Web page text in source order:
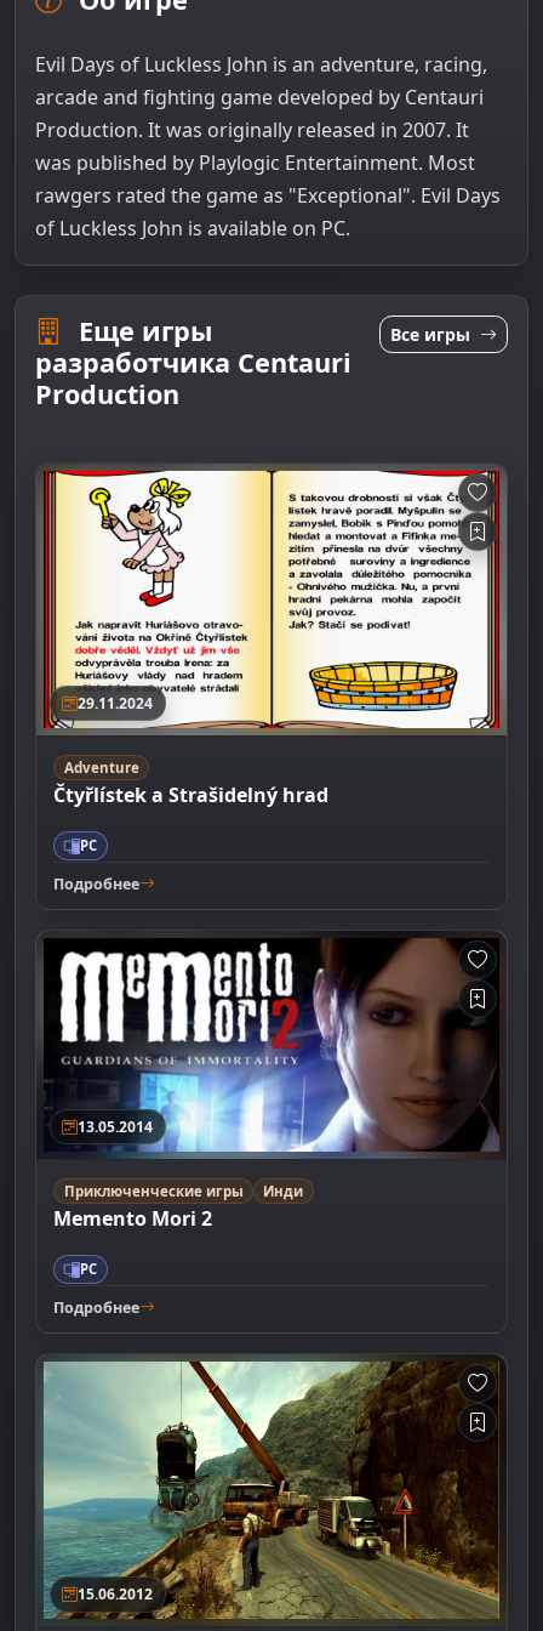
Evil Days of Luckless John is an adventure, racing,
arcade and fighting game developed by Centauri
Production. It was originally released in 2007. It
was published by Playlogic Entertainment. Most
rawgers rated the game as "Exceptional". Evil Days
of Luckless John is available on PC.
Еще игры
разработчика Centauri
Production
Все игры
29.11.2024
Adventure
Čtyřlístek a Strašidelný hrad
PC
Подробнее
13.05.2014
Приключенческие игры Инди
Memento Mori 2
PC
Подробнее
15.06.2012